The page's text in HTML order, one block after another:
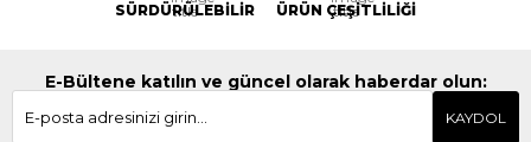
SÜRDÜRÜLEBİLİR ÜRÜN ÇEŞİTLİLİĞİ
E-Bültene katılın ve güncel olarak haberdar olun:
KAYDOL